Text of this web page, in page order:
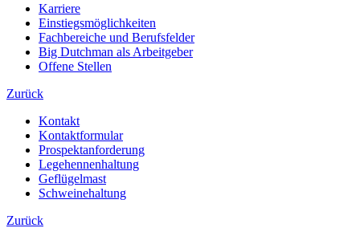
Karriere
Einstiegsmöglichkeiten
Fachbereiche und Berufsfelder
Big Dutchman als Arbeitgeber
Offene Stellen
Zurück
Kontakt
Kontaktformular
Prospektanforderung
Legehennenhaltung
Geflügelmast
Schweinehaltung
Zurück